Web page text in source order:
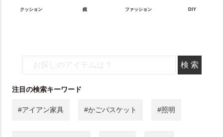
クッション 鏡 ファッション DIY
注目の検索キーワード
#アイアン家具 #かごバスケット #照明